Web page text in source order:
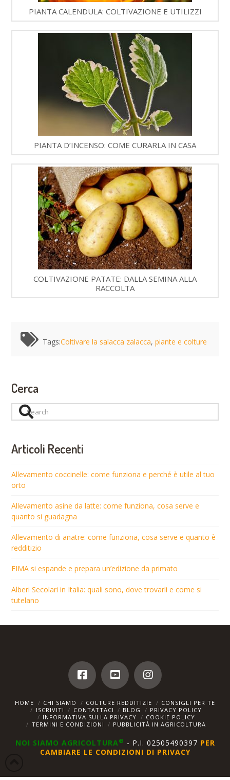
PIANTA CALENDULA: COLTIVAZIONE E UTILIZZI
PIANTA D’INCENSO: COME CURARLA IN CASA
COLTIVAZIONE PATATE: DALLA SEMINA ALLA
RACCOLTA
Tags:Coltivare la salacca zalacca,piante e colture
Cerca
Search
Articoli Recenti
Allevamento coccinelle: come funziona e perché è utile al tuo
orto
Allevamento asine da latte: come funziona, cosa serve e
quanto si guadagna
Allevamento di anatre: come funziona, cosa serve e quanto è
redditizio
EIMA si espande e prepara un’edizione da primato
Alberi Secolari in Italia: quali sono, dove trovarli e come si
tutelano
HOME CHI SIAMO COLTURE REDDITIZIE
CONSIGLI PER TE
ISCRIVITI
CONTATTACI BLOG
PRIVACY POLICY
INFORMATIVA SULLA PRIVACY
COOKIE POLICY
TERMINI E CONDIZIONI
PUBBLICITÀ IN AGRICOLTURA
NOI SIAMO AGRICOLTURA ® - P.I. 02505490397 PER
CAMBIARE LE CONDIZIONI DI PRIVACY